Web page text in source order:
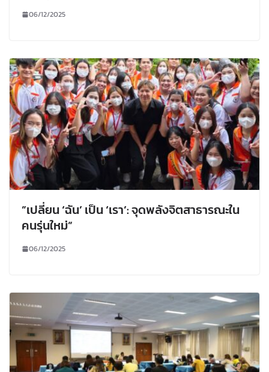
06/12/2025
”เปลี่ยน ‘ฉัน’ เป็น ‘เรา’: จุดพลังจิตสาธารณะใน
คนรุ่นใหม่”
06/12/2025